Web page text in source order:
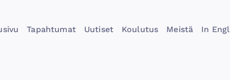
Tapahtumat Uutiset Koulutus Meistä In